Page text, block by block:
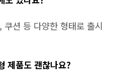
션 등 다양한 형태로 출시
제품도 괜찮나요?